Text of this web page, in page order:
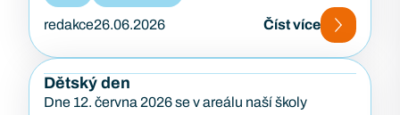
kreativity…
redakce26.06.2026 Číst více
Dětský den
Dne 12. června 2026 se v areálu naší školy